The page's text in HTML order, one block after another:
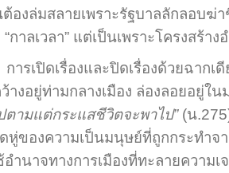
องล่มสลายเพราะรัฐบาลลักลอบฆ่
“กาลเวลา” แต่เป็นเพราะโครงสร้
การเปิดเรื่องและปิดเรื่องด้วยฉาก
ว้างอยู่ท่ามกลางเมือง ล่องลอยอยู่ใ
ตามแต่กระแสชีวิตจะพาไป”(น
หู่ของความเป็นมนุษย์ที่ถูกกระทำจ
อำนาจทางการเมืองที่ทะลายควา